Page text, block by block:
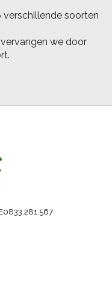
verschillende soorten
we door